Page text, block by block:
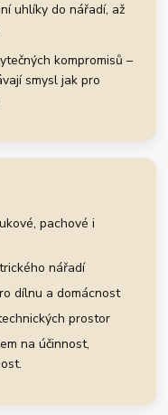
uhlíky do nářadí, až
kompromisů –
smysl jak pro
pachové i
nářadí
dílnu a domácnost
prostor
na účinnost,